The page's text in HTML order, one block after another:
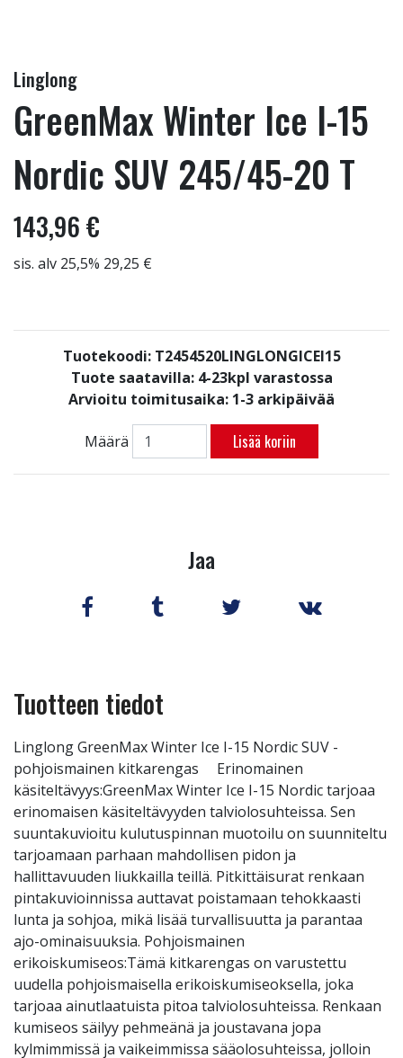
Linglong
GreenMax Winter Ice I-15
Nordic SUV 245/45-20 T
143,96 €
sis. alv 25,5% 29,25 €
Tuotekoodi: T2454520LINGLONGICEI15
Tuote saatavilla: 4-23kpl varastossa
Arvioitu toimitusaika: 1-3 arkipäivää
Määrä Lisää koriin
Jaa
Tuotteen tiedot
Linglong GreenMax Winter Ice I-15 Nordic SUV -
pohjoismainen kitkarengas Erinomainen
käsiteltävyys:GreenMax Winter Ice I-15 Nordic tarjoaa
erinomaisen käsiteltävyyden talviolosuhteissa. Sen
suuntakuvioitu kulutuspinnan muotoilu on suunniteltu
tarjoamaan parhaan mahdollisen pidon ja
hallittavuuden liukkailla teillä. Pitkittäisurat renkaan
pintakuvioinnissa auttavat poistamaan tehokkaasti
lunta ja sohjoa, mikä lisää turvallisuutta ja parantaa
ajo-ominaisuuksia. Pohjoismainen
erikoiskumiseos:Tämä kitkarengas on varustettu
uudella pohjoismaisella erikoiskumiseoksella, joka
tarjoaa ainutlaatuista pitoa talviolosuhteissa. Renkaan
kumiseos säilyy pehmeänä ja joustavana jopa
kylmimmissä ja vaikeimmissa sääolosuhteissa, jolloin